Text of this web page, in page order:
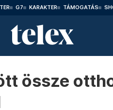
G7 KARAKTER TÁMOGATÁS
össze